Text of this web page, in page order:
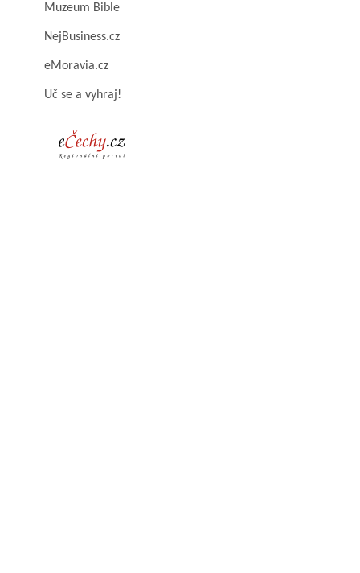
Muzeum Bible
NejBusiness.cz
eMoravia.cz
Uč se a vyhraj!